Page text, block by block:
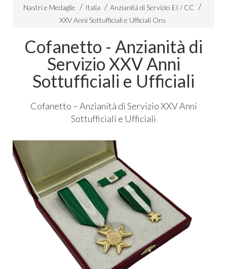
Nastri e Medaglie Italia
Anzianità di Servizio EI / CC
XXV Anni Sottufficiali e Ufficiali Oro
Cofanetto - Anzianità di
Servizio XXV Anni
Sottufficiali e Ufficiali
Cofanetto – Anzianità di ServizioXXVAnni
Sottufficiali e Ufficiali